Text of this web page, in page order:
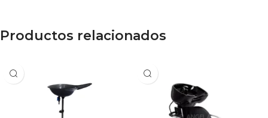
Productos relacionados